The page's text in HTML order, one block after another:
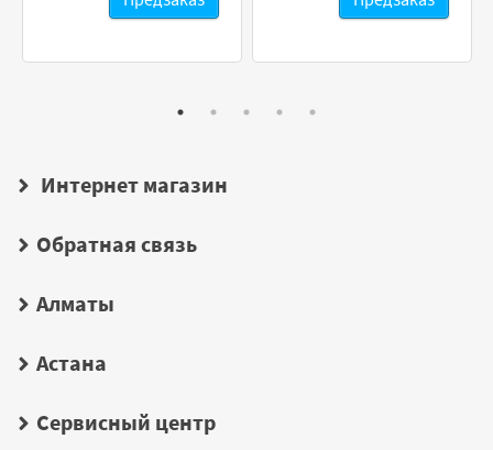
Интернет магазин
Обратная связь
Алматы
Астана
Сервисный центр